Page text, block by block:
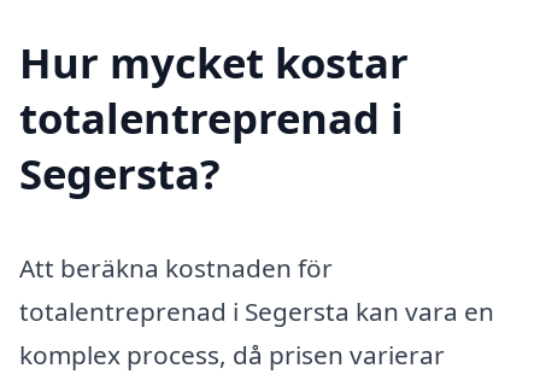
Hur mycket kostar
totalentreprenad i
Segersta?
Att beräkna kostnaden för
totalentreprenad i Segersta kan vara en
komplex process, då prisen varierar